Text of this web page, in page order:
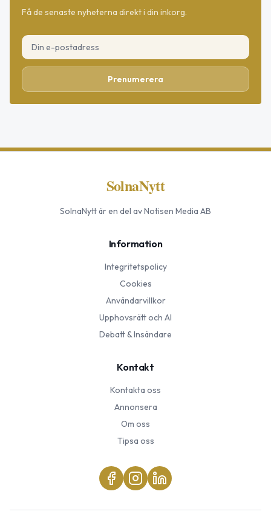
Få de senaste nyheterna direkt i din inkorg.
Prenumerera
SolnaNytt
SolnaNyttär en del av Notisen Media AB
Information
Integritetspolicy
Cookies
Användarvillkor
Upphovsrätt och AI
Debatt & Insändare
Kontakt
Kontakta oss
Annonsera
Om oss
Tipsa oss